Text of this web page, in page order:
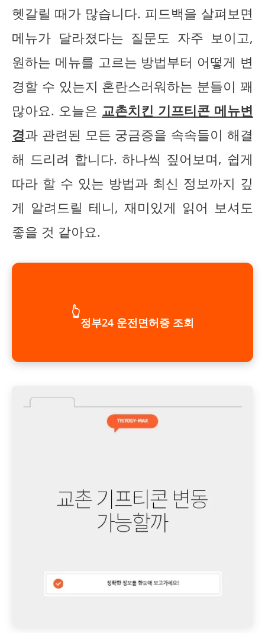
헷갈릴 때가 많습니다. 피드백을 살펴보면
메뉴가 달라졌다는 질문도 자주 보이고,
원하는 메뉴를 고르는 방법부터 어떻게 변
경할 수 있는지 혼란스러워하는 분들이 꽤
많아요. 오늘은 교촌치킨 기프티콘 메뉴변
경과 관련된 모든 궁금증을 속속들이 해결
해 드리려 합니다. 하나씩 짚어보며, 쉽게
따라 할 수 있는 방법과 최신 정보까지 깊
게 알려드릴 테니, 재미있게 읽어 보셔도
좋을 것 같아요.
👆
정부24 운전면허증 조회